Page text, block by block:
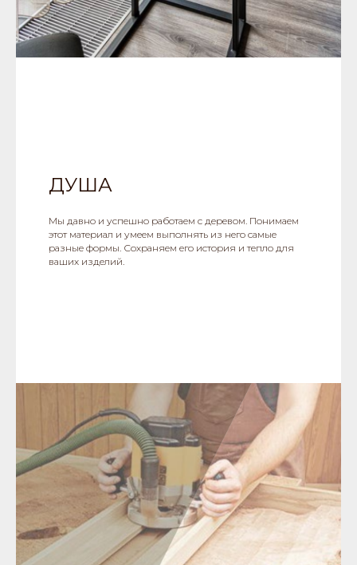
ДУША
Мы давно и успешно работаем с деревом. Понимаем
этот материал и умеем выполнять из него самые
разные формы. Сохраняем его история и тепло для
ваших изделий.